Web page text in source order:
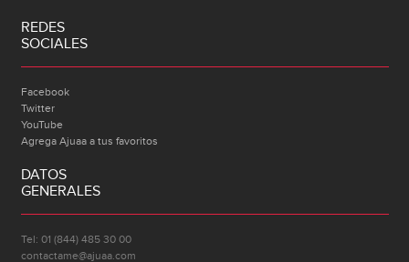
REDES
SOCIALES
Facebook
Twitter
YouTube
Agrega Ajuaa a tus favoritos
DATOS
GENERALES
Tel: 01 (844) 485 30 00
contactame@ajuaa.com